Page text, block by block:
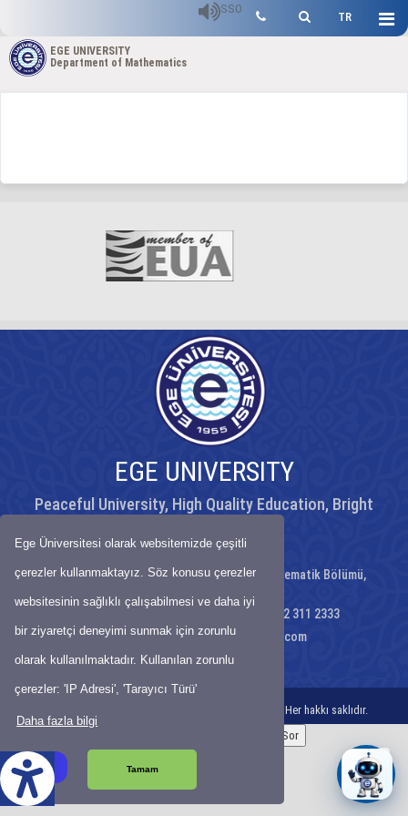
Ege Üniversitesi olarak websitemizde çeşitli
çerezler kullanmaktayız. Söz konusu çerezler
websitesinin sağlıklı çalışabilmesi ve daha iyi
bir ziyaretçi deneyimi sunmak için zorunlu
olarak kullanılmaktadır. Kullanılan zorunlu
çerezler: 'IP Adresi', 'Tarayıcı Türü'
Daha fazla bilgi
Tamam
TR
SSO
EGE UNIVERSITY
Department of Mathematics
EGE UNIVERSITY
Peaceful University, High Quality Education, Bright
Ege Üniversitesi, Fen Fakültesi, C Blok, Matematik Bölümü,
Telephone: +90 232 311 1755 - +90 232 311 2333
E-Mail:ege.fen.matematik@gmail.com
Map- Site Map
© Bilgi İşlem Daire Başkanlığı-2021-EGE ÜNiVERSiTESi Her hakkı saklıdır.
Aday Asistanına Sor
Çeviri